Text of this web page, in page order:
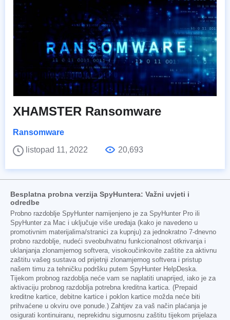
XHAMSTER Ransomware
Ransomware
listopad 11, 2022
20,693
Besplatna probna verzija SpyHuntera: Važni uvjeti i
odredbe
Probno razdoblje SpyHunter namijenjeno je za SpyHunter Pro ili
SpyHunter za Mac i uključuje više uređaja (kako je navedeno u
promotivnim materijalima/stranici za kupnju) za jednokratno 7-dnevno
probno razdoblje, nudeći sveobuhvatnu funkcionalnost otkrivanja i
uklanjanja zlonamjernog softvera, visokoučinkovite zaštite za aktivnu
zaštitu vašeg sustava od prijetnji zlonamjernog softvera i pristup
našem timu za tehničku podršku putem SpyHunter HelpDeska.
Tijekom probnog razdoblja neće vam se naplatiti unaprijed, iako je za
aktivaciju probnog razdoblja potrebna kreditna kartica. (Prepaid
kreditne kartice, debitne kartice i poklon kartice možda neće biti
prihvaćene u okviru ove ponude.) Zahtjev za vaš način plaćanja je
osigurati kontinuiranu, neprekidnu sigurnosnu zaštitu tijekom prijelaza